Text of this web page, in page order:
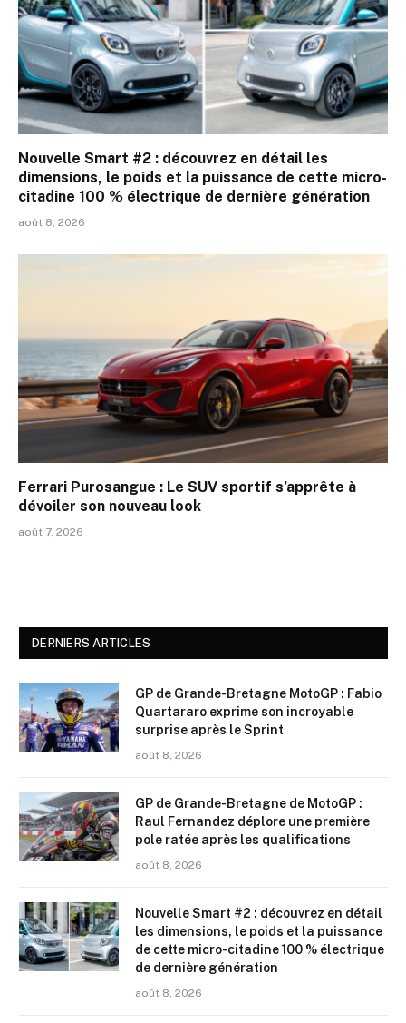
Nouvelle Smart #2 : découvrez en détail les
dimensions, le poids et la puissance de cette micro-
citadine 100 % électrique de dernière génération
août 8, 2026
Ferrari Purosangue : Le SUV sportif s’apprête à
dévoiler son nouveau look
août 7, 2026
DERNIERS ARTICLES
GP de Grande-Bretagne MotoGP : Fabio
Quartararo exprime son incroyable
surprise après le Sprint
août 8, 2026
GP de Grande-Bretagne de MotoGP :
Raul Fernandez déplore une première
pole ratée après les qualifications
août 8, 2026
Nouvelle Smart #2 : découvrez en détail
les dimensions, le poids et la puissance
de cette micro-citadine 100 % électrique
de dernière génération
août 8, 2026